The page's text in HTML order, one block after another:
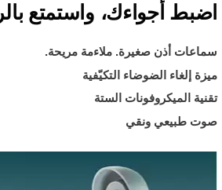
اضبط أجواءك، واستمتع
سماعات أذن صغيرة. ملاءمة مريحة.
ميزة إلغاء الضوضاء التكيّفية
تقنية الميكروفونات الستة
صوت طبيعي ونقي